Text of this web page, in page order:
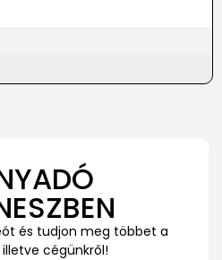
és tudjon meg többet a
cégünkről!